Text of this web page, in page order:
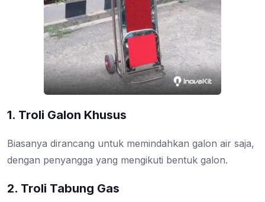
1. Troli Galon Khusus
Biasanya dirancang untuk memindahkan galon air saja,
dengan penyangga yang mengikuti bentuk galon.
2. Troli Tabung Gas